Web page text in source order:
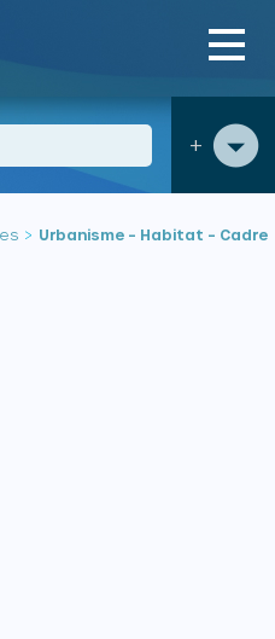
+
> Urbanisme – Habitat – Cadre